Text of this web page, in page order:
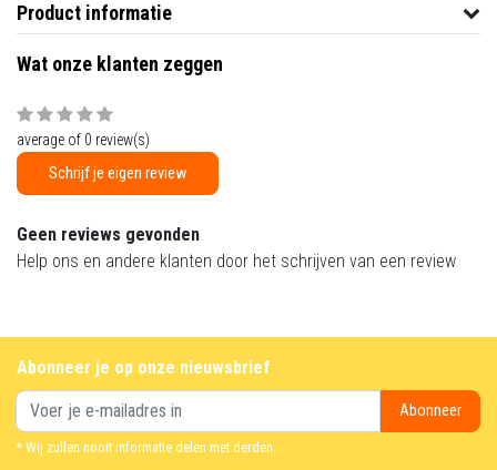
Product informatie
Wat onze klanten zeggen
average of 0 review(s)
Schrijf je eigen review
Geen reviews gevonden
Help ons en andere klanten door het schrijven van een review
Abonneer je op onze nieuwsbrief
Abonneer
* Wij zullen nooit informatie delen met derden.